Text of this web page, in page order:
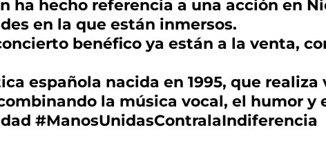
ha hecho referencia a una acción en
en la que están inmersos.
benéfico ya están a la venta,
española nacida en 1995, que
la música vocal, el humor y
#ManosUnidasContralaIndiferencia